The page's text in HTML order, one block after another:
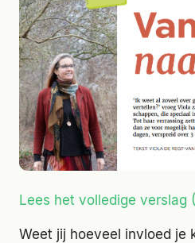
Lees het volledige verslag
Weet jij hoeveel invloed je